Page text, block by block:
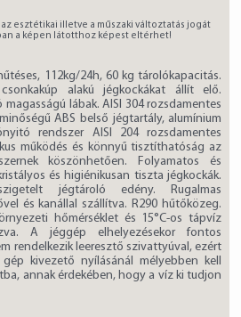
esztétikai illetve a műszaki változtatás jogát
a képen látotthoz képest eltérhet!
112kg/24h, 60 kg tárolókapacitás.
alakú jégkockákat állít elő.
lábak. AISI 304 rozsdamentes
ABS belső jégtartály, alumínium
rendszer AISI 204 rozsdamentes
működés és könnyű tisztíthatóság az
köszönhetően. Folyamatos és
és higiénikusan tiszta jégkockák.
jégtároló edény. Rugalmas
és kanállal szállítva. R290 hűtőközeg.
hőmérséklet és 15°C-os tápvíz
A jéggép elhelyezésekor fontos
rendelkezik leeresztő szivattyúval, ezért
kivezető nyílásánál mélyebben kell
annak érdekében, hogy a víz ki tudjon